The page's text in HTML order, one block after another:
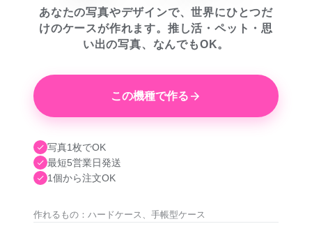
あなたの写真やデザインで、世界にひとつだ
けのケースが作れます。推し活・ペット・思
い出の写真、なんでもOK。
この機種で作る
写真1枚でOK
最短5営業日発送
1個から注文OK
作れるもの：ハードケース、手帳型ケース